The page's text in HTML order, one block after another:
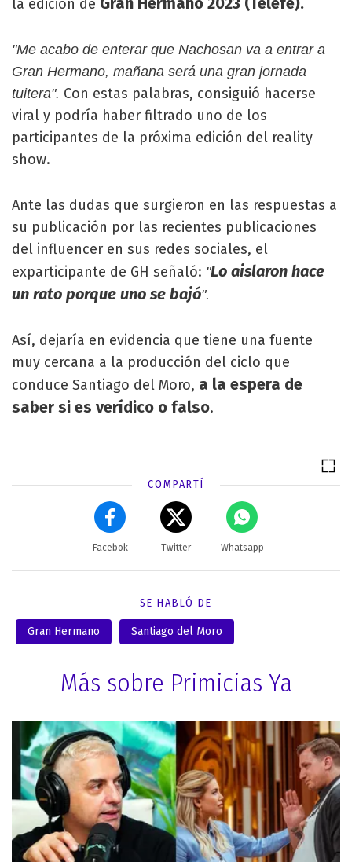
la edición de
"Me acabo de enterar que Nachosan va a entrar a
Gran Hermano, mañana será una gran jornada
tuitera". Con estas palabras, consiguió hacerse
viral y podría haber filtrado uno de los
participantes de la próxima edición del reality
show.
Ante las dudas que surgieron en las respuestas a
su publicación por las recientes publicaciones
del influencer en sus redes sociales, el
exparticipante de GH señaló: "Lo aislaron hace
un rato porque uno se bajó".
Así, dejaría en evidencia que tiene una fuente
muy cercana a la producción del ciclo que
conduce Santiago del Moro, a la espera de
saber si es verídico o falso.
COMPARTÍ
Facebok Twitter Whatsapp
SE HABLÓ DE
Gran Hermano Santiago del Moro
Más sobre Primicias Ya